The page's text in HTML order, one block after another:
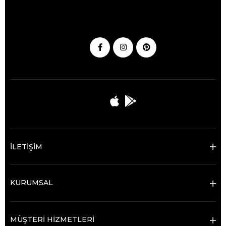
İLETİŞİM
KURUMSAL
MÜŞTERİ HİZMETLERİ